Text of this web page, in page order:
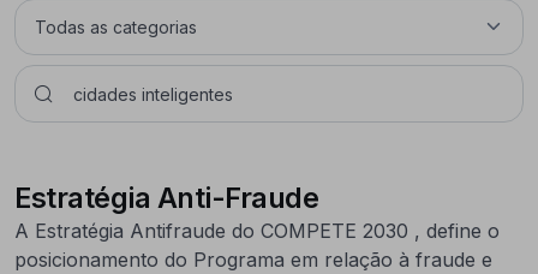
Estratégia Anti-Fraude
A Estratégia Antifraude do COMPETE 2030 , define o
posicionamento do Programa em relação à fraude e